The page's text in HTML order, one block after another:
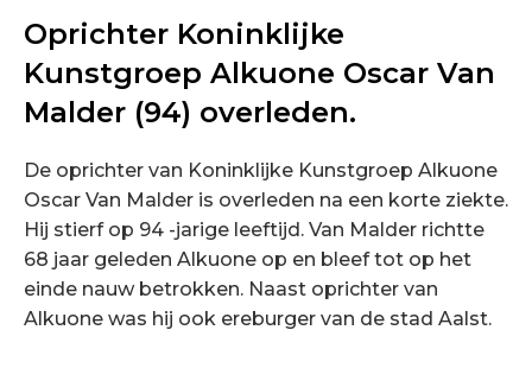
Oprichter Koninklijke
Kunstgroep Alkuone Oscar Van
Malder (94) overleden.
De oprichter van Koninklijke Kunstgroep Alkuone
Oscar Van Malder is overleden na een korte ziekte.
Hij stierf op 94 -jarige leeftijd. Van Malder richtte
68 jaar geleden Alkuone op en bleef tot op het
einde nauw betrokken. Naast oprichter van
Alkuone was hij ook ereburger van de stad Aalst.